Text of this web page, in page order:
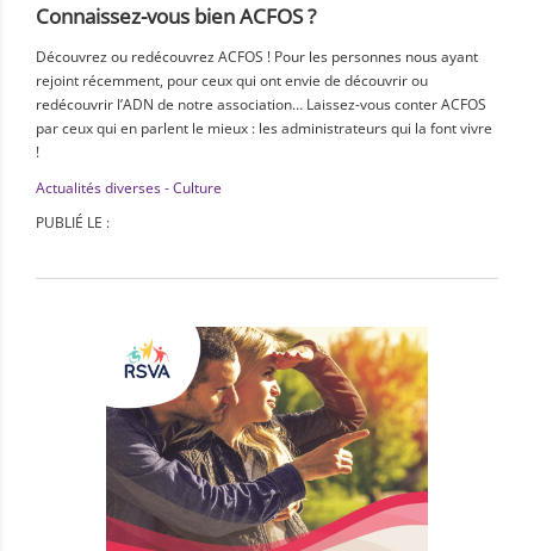
Connaissez-vous bien ACFOS ?
Découvrez ou redécouvrez ACFOS ! Pour les personnes nous ayant
rejoint récemment, pour ceux qui ont envie de découvrir ou
redécouvrir l’ADN de notre association… Laissez-vous conter ACFOS
par ceux qui en parlent le mieux : les administrateurs qui la font vivre
!
Actualités diverses - Culture
PUBLIÉ LE :